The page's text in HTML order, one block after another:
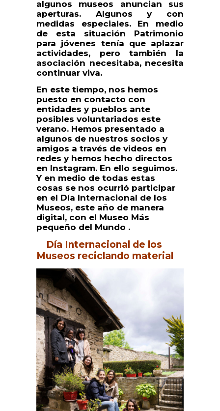
algunos museos anuncian sus
aperturas. Algunos y con
medidas especiales. En medio
de esta situación Patrimonio
para jóvenes tenía que aplazar
actividades, pero también la
asociación necesitaba, necesita
continuar viva.
En este tiempo, nos hemos
puesto en contacto con
entidades y pueblos ante
posibles voluntariados este
verano. Hemos presentado a
algunos de nuestros socios y
amigos a través de videos en
redes y hemos hecho directos
en Instagram. En ello seguimos.
Y en medio de todas estas
cosas se nos ocurrió participar
en el Día Internacional de los
Museos, este año de manera
digital, con el Museo Más
pequeño del Mundo .
Día Internacional de los
Museos reciclando material